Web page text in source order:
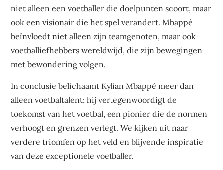
niet alleen een voetballer die doelpunten scoort, maar
ook een visionair die het spel verandert. Mbappé
beïnvloedt niet alleen zijn teamgenoten, maar ook
voetballiefhebbers wereldwijd, die zijn bewegingen
met bewondering volgen.
In conclusie belichaamt Kylian Mbappé meer dan
alleen voetbaltalent; hij vertegenwoordigt de
toekomst van het voetbal, een pionier die de normen
verhoogt en grenzen verlegt. We kijken uit naar
verdere triomfen op het veld en blijvende inspiratie
van deze exceptionele voetballer.